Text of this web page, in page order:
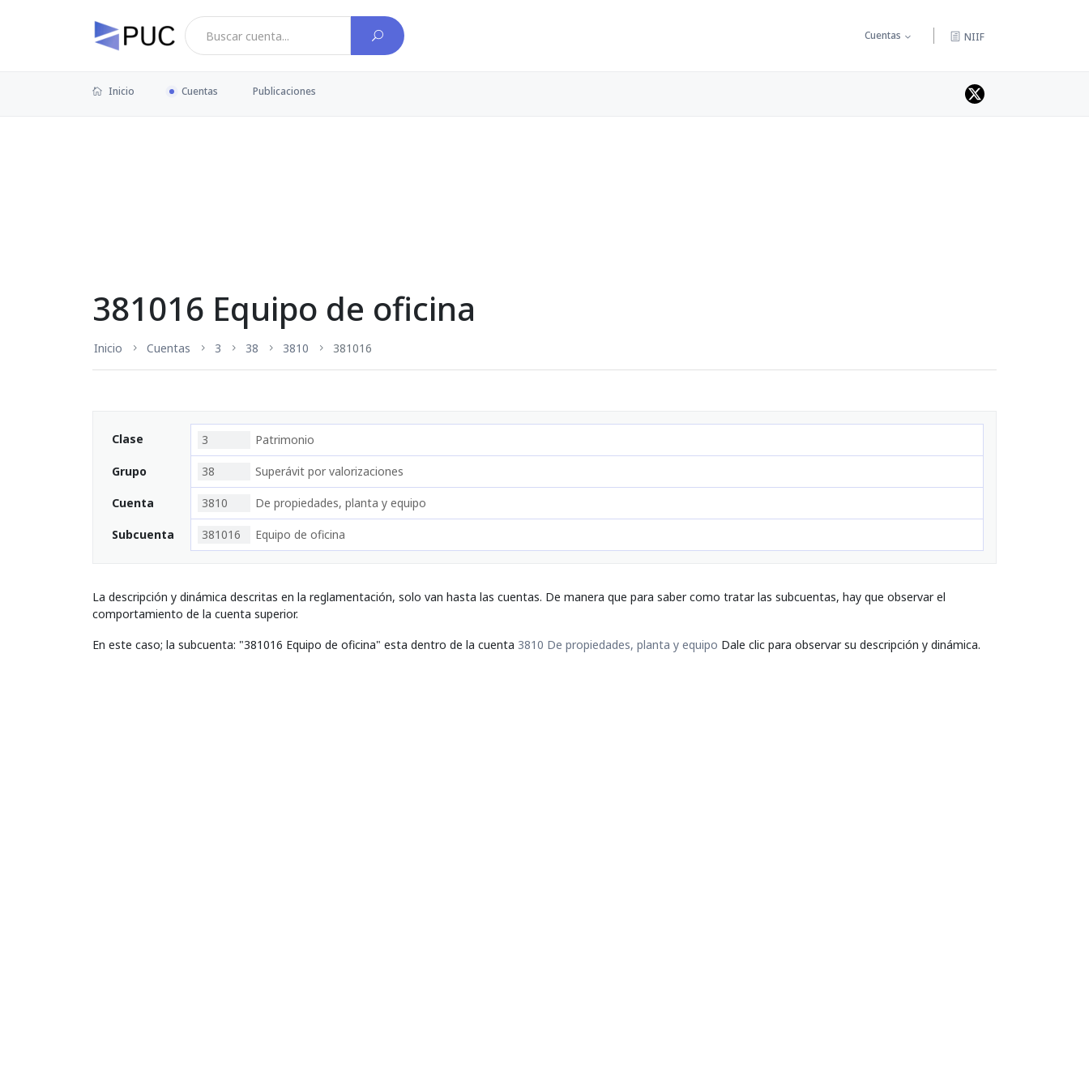
Cuentas NIIF
Inicio Cuentas Publicaciones
381016 Equipo de oficina
Inicio Cuentas 3 38 3810 381016
Clase 3 Patrimonio
Grupo 38 Superávit por valorizaciones
Cuenta 3810 De propiedades, planta y equipo
Subcuenta 381016 Equipo de oficina
La descripción y dinámica descritas en la reglamentación, solo van hasta las cuentas. De manera que para saber como tratar las subcuentas, hay que observar el
comportamiento de la cuenta superior.
En este caso; la subcuenta: "381016 Equipo de oficina" esta dentro de la cuenta 3810 De propiedades, planta y equipo Dale clic para observar su descripción y dinámica.